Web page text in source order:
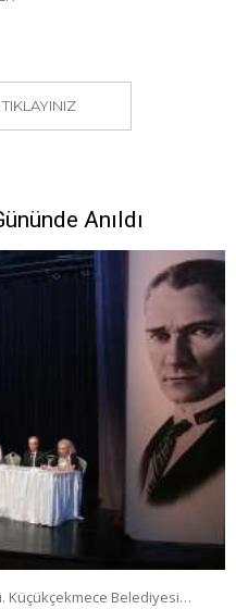
Anıldı
Küçükçekmece Belediyesi…